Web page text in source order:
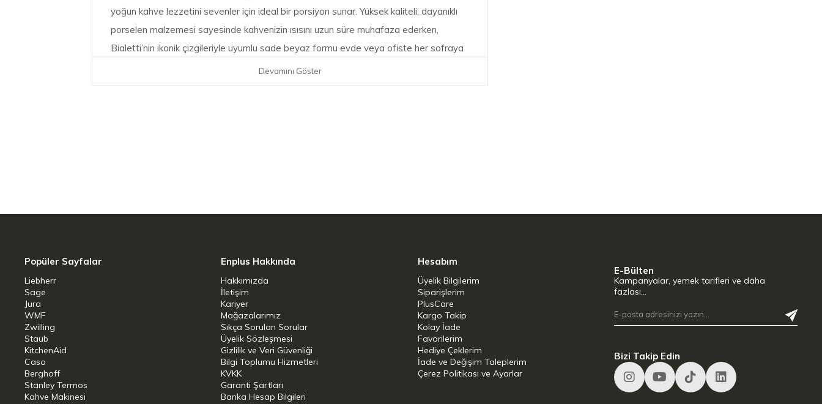
yoğun kahve lezzetini sevenler için ideal bir porsiyon sunar. Yüksek kaliteli, dayanıklı
porselen malzemesi sayesinde kahvenizin ısısını uzun süre muhafaza ederken,
Bialetti’nin ikonik çizgileriyle uyumlu sade beyaz formu evde veya ofiste her sofraya
kusursuz bir şekilde uyum sağlar. Bulaşık makinesinde güvenle yıkanabilen yapısıyla
günlük kullanımda maksimum konfor sunar.
ve pratik bakım avantajı.
Teknik Detaylar ve Ölçüler:
Kapasite / Hacim: 90 ml (9 cl - Her bir fincan)
Malzeme: Dayanıklı Porselen
Devamını Göster
Popüler Sayfalar
Liebherr
Sage
Jura
WMF
Zwilling
Staub
KitchenAid
Caso
Berghoff
Stanley Termos
Kahve Makinesi
Enplus Hakkında
Hakkımızda
İletişim
Kariyer
Mağazalarımız
Sıkça Sorulan Sorular
Üyelik Sözleşmesi
Gizlilik ve Veri Güvenliği
Bilgi Toplumu Hizmetleri
KVKK
Garanti Şartları
Banka Hesap Bilgileri
Hesabım
Üyelik Bilgilerim
Siparişlerim
PlusCare
Kargo Takip
Kolay İade
Favorilerim
Hediye Çeklerim
İade ve Değişim Taleplerim
Çerez Politikası ve Ayarlar
E-Bülten
Kampanyalar, yemek tarifleri ve daha
fazlası…
Bizi Takip Edin